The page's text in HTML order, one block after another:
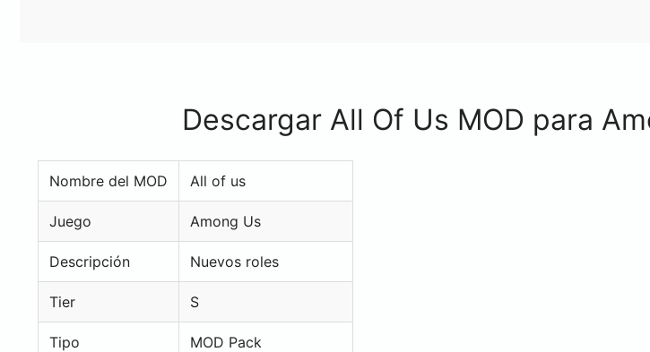
Descargar All Of Us MOD para
Nombre del MOD All of us
Juego Among Us
Descripción Nuevos roles
Tier S
Tipo MOD Pack